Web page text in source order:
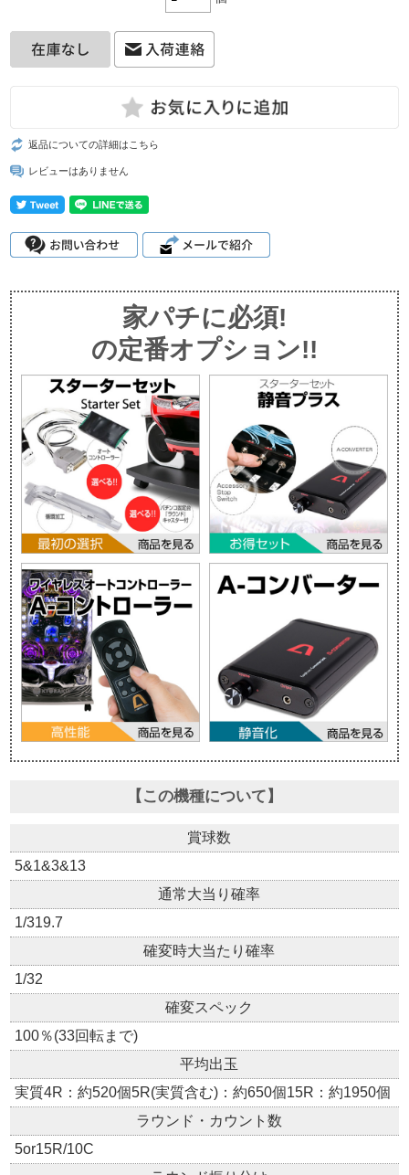
返品についての詳細はこちら
レビューはありません
家パチに必須!
の定番オプション!!
【この機種について】
賞球数
5&1&3&13
通常大当り確率
1/319.7
確変時大当たり確率
1/32
確変スペック
100％(33回転まで)
平均出玉
実質4R：約520個5R(実質含む)：約650個15R：約1950個
ラウンド・カウント数
5or15R/10C